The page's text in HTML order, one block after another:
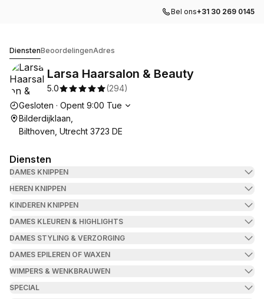
Bel ons+31 30 269 0145
DienstenBeoordelingenAdres
Larsa Haarsalon & Beauty
5.0 (294)
Openingstijden
Gesloten · Opent 9:00 Tue
Bilderdijklaan,
Bilthoven, Utrecht 3723 DE
Diensten
DAMES KNIPPEN
HEREN KNIPPEN
KINDEREN KNIPPEN
DAMES KLEUREN & HIGHLIGHTS
DAMES STYLING & VERZORGING
DAMES EPILEREN OF WAXEN
WIMPERS & WENKBRAUWEN
SPECIAL